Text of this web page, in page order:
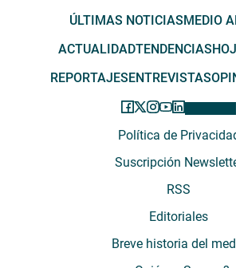
ÚLTIMAS NOTICIASMEDIO
ACTUALIDADTENDENCIAS
REPORTAJESENTREVISTAS
Política de
Suscripción
RSS
Editoriales
Breve historia del